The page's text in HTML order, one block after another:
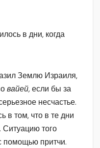
в дни, когда
Землю Израиля,
вайей,если бы за
несчастье.
в том, что в те дни
Ситуацию того
помощью притчи.